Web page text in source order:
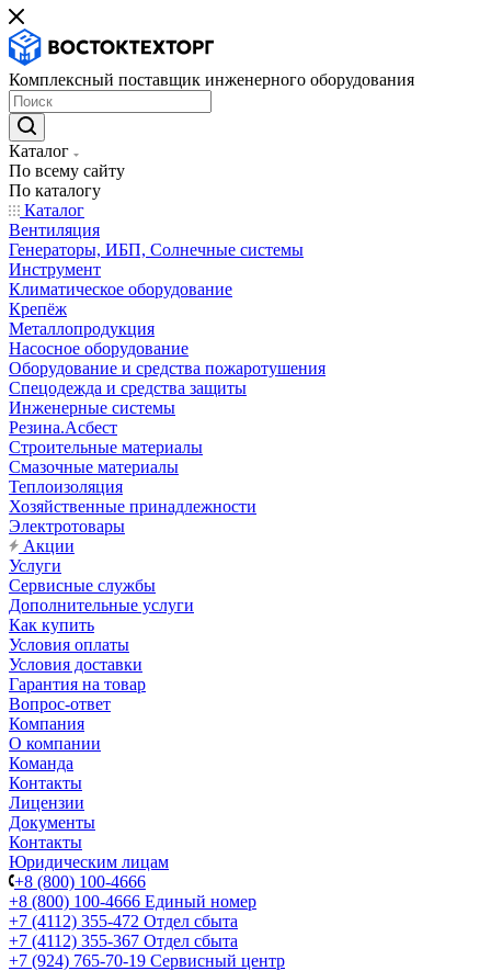
Комплексный поставщик инженерного оборудования
Каталог
По всему сайту
По каталогу
Каталог
Вентиляция
Генераторы, ИБП, Солнечные системы
Инструмент
Климатическое оборудование
Крепёж
Металлопродукция
Насосное оборудование
Оборудование и средства пожаротушения
Спецодежда и средства защиты
Инженерные системы
Резина.Асбест
Строительные материалы
Смазочные материалы
Теплоизоляция
Хозяйственные принадлежности
Электротовары
Акции
Услуги
Сервисные службы
Дополнительные услуги
Как купить
Условия оплаты
Условия доставки
Гарантия на товар
Вопрос-ответ
Компания
О компании
Команда
Контакты
Лицензии
Документы
Контакты
Юридическим лицам
+8 (800) 100-4666
+8 (800) 100-4666 Единый номер
+7 (4112) 355-472 Отдел сбыта
+7 (4112) 355-367 Отдел сбыта
+7 (924) 765-70-19 Сервисный центр